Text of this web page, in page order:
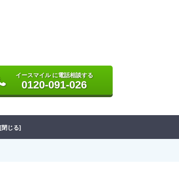
イースマイル に電話相談する
0120-091-026
[閉じる]